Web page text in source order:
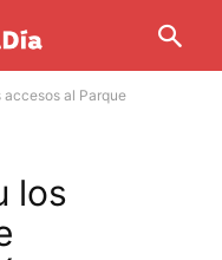
accesos al Parque
los